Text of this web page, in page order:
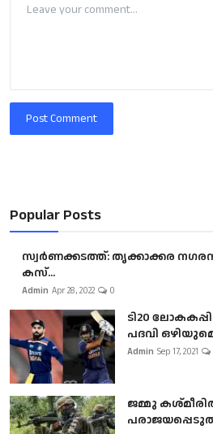
Post Comment
Popular Posts
സ്വർണക്കടത്ത്: തൃക്കാക്കര
കസ്...
Admin Apr 28, 2022 0
ടി20
പദവി
Admin Sep 17, 2021
ജമ്മു